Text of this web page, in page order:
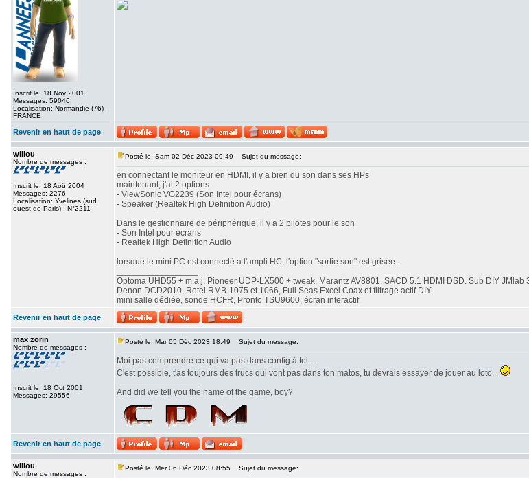
Inscrit le: 18 Nov 2001
Messages: 59046
Localisation: Normandie (76) -
FRANCE
Revenir en haut de page
willou
Nombre de messages :
Inscrit le: 18 Aoû 2004
Messages: 2276
Localisation: Yvelines (sud
ouest de Paris) : N°2211
Posté le: Sam 02 Déc 2023 09:49 Sujet du message:
en connectant le moniteur en HDMI, il y a bien du son dans ses HPs
maintenant, j'ai 2 options
- ViewSonic VG2239 (Son Intel pour écrans)
- Speaker (Realtek High Definition Audio)
Dans le gestionnaire de périphérique, il y a 2 pilotes pour le son
- Son Intel pour écrans
- Realtek High Definition Audio
lorsque le mini PC est connecté à l'ampli HC, l'option "sortie son" est grisée.
Optoma UHD55 + m.a.j, Pioneer UDP-LX500 + tweak, Marantz AV8801, SACD 5.1 HDMI DSD. Sub DIY JMlab
Denon DCD2010, Rotel RMB-1075 et 1066, Full Seas Excel Coax et filtrage actif DIY.
mini salle dédiée, sonde HCFR, Pronto TSU9600, écran interactif
Revenir en haut de page
max zorin
Nombre de messages :
Inscrit le: 18 Oct 2001
Messages: 29556
Posté le: Mar 05 Déc 2023 18:49 Sujet du message:
Moi pas comprendre ce qui va pas dans config à toi...
C'est possible, t'as toujours des trucs qui vont pas dans ton matos, tu devrais essayer de jouer au loto...
And did we tell you the name of the game, boy?
Revenir en haut de page
willou
Nombre de messages :
Posté le: Mer 06 Déc 2023 08:55 Sujet du message: